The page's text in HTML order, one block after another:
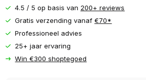
4.5 / 5 op basis van 200+ reviews
Gratis verzending vanaf€70*
Professioneel advies
25+ jaar ervaring
Win €300 shoptegoed